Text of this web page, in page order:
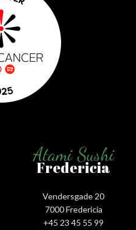
Atami Sushi
Fredericia
Vendersgade 20
7000 Fredericia
+45 23 45 55 99